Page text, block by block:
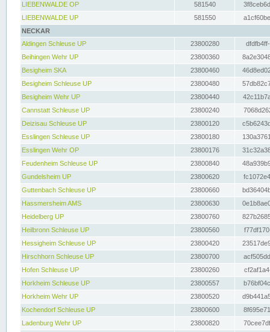
LIEBENWALDE OP
581540
LIEBENWALDE UP
581550
NECKAR
Aldingen Schleuse UP
23800280
Beihingen Wehr UP
23800360
Besigheim SKA
23800460
Besigheim Schleuse UP
23800480
Besigheim Wehr UP
23800440
Cannstatt Schleuse UP
23800240
Deizisau Schleuse UP
23800120
Esslingen Schleuse UP
23800180
Esslingen Wehr OP
23800176
Feudenheim Schleuse UP
23800840
Gundelsheim UP
23800620
Guttenbach Schleuse UP
23800660
Hassmersheim AMS
23800630
Heidelberg UP
23800760
Heilbronn Schleuse UP
23800560
Hessigheim Schleuse UP
23800420
Hirschhorn Schleuse UP
23800700
Hofen Schleuse UP
23800260
Horkheim Schleuse UP
23800557
Horkheim Wehr UP
23800520
Kochendorf Schleuse UP
23800600
Ladenburg Wehr UP
23800820